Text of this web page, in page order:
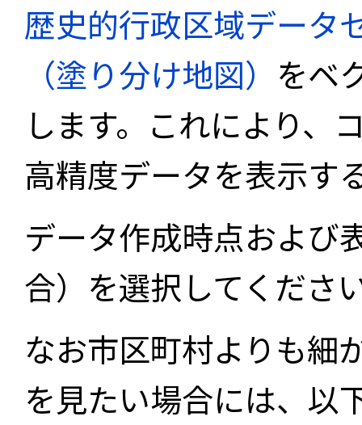
歴史的行政区域データ
（塗り分け地図） をベ
します。これにより、
高精度データを表示す
データ作成時点および
合）を選択してくださ
なお市区町村よりも細
を見たい場合には、以